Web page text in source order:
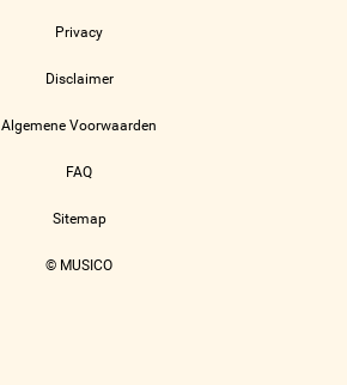
Privacy
Disclaimer
Algemene Voorwaarden
FAQ
Sitemap
© MUSICO